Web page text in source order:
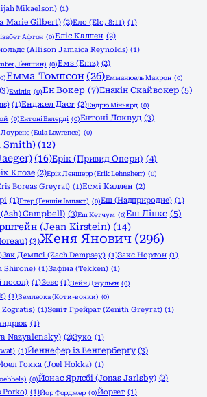
Mikaelson) (1)
Marie Gilbert) (2)Ело (Elo, 8:11) (1)
Афтон (0)Еліс Каллен (2)
(Allison Jamaica Reynolds) (1)
Ґеншин) (0)Емз (Emz) (2)
Емма Томпсон (26)Емманюель Макрон (0)
(3)Емілія (0)Ен Вокер (7)Енакін Скайвокер (5)
(1)Енджел Даст (2)Ендрю Міньярд (0)
(0)Ентоні Балерді (0)Ентоні Локвуд (3)
Лоуренс (Eula Lawrence) (0)
Smith) (12)
(16)Ерік (Привид Опери) (4)
Клозе (2)Ерік Леншерр (Erik Lehnsherr) (0)
Boreas Greyrat) (1)Есмі Каллен (2)
(1)Етер (Ґеншін Імпакт) (0)Еш (Надприродне) (1)
Campbell) (3)Еш Кетчум (0)Еш Лінкс (5)
(Jean Kirstein) (14)
(3)Женя Янович (296)
Зак Демпсі (Zach Dempsey) (1)Закс Нортон (1)
Shirone) (1)Зафіна (Tekken) (1)
посол) (1)Зевс (1)Зейн Джульєн (0)
(1)Землеока (Коти-вояки) (0)
Zogratis) (1)Зеніт Грейрат (Zenith Greyrat) (1)
(1)
Nazyalensky) (2)Зуко (1)
(1)Йеннефер із Венґерберґу (3)
Гокка (Joel Hokka) (1)
(0)Йонас Ярлсбі (Jonas Jarlsby) (2)
Porko) (1)Йор Форджер (0)Йорвет (1)